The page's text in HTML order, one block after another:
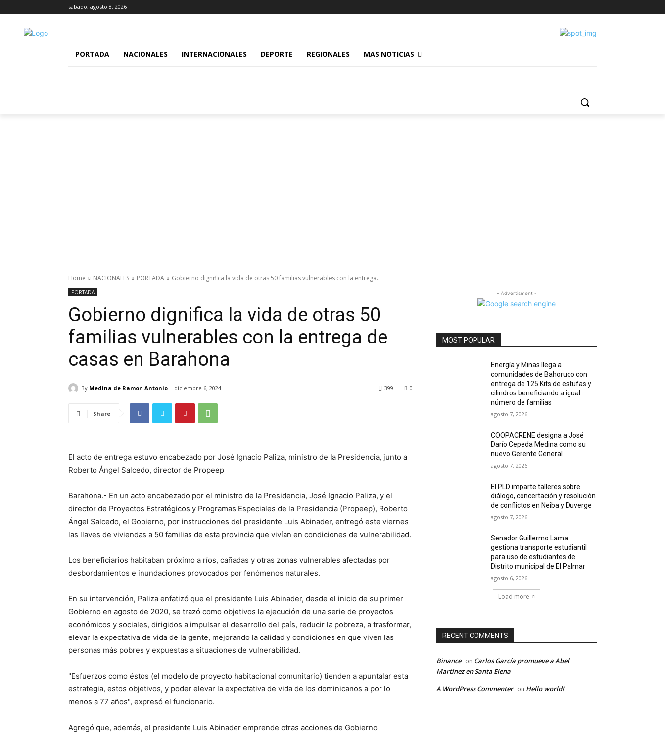
sábado, agosto 8, 2026
PORTADA NACIONALES INTERNACIONALES DEPORTE REGIONALES MAS NOTICIAS
Home NACIONALES PORTADA Gobierno dignifica la vida de otras 50 familias vulnerables con la entrega...
PORTADA
Gobierno dignifica la vida de otras 50
familias vulnerables con la entrega de
casas en Barahona
By Medina de Ramon Antonio diciembre 6, 2024 0
399
Share
El acto de entrega estuvo encabezado por José Ignacio Paliza, ministro de la Presidencia, junto a
Roberto Ángel Salcedo, director de Propeep
Barahona.- En un acto encabezado por el ministro de la Presidencia, José Ignacio Paliza, y el
director de Proyectos Estratégicos y Programas Especiales de la Presidencia (Propeep), Roberto
Ángel Salcedo, el Gobierno, por instrucciones del presidente Luis Abinader, entregó este viernes
las llaves de viviendas a 50 familias de esta provincia que vivían en condiciones de vulnerabilidad.
Los beneficiarios habitaban próximo a ríos, cañadas y otras zonas vulnerables afectadas por
desbordamientos e inundaciones provocados por fenómenos naturales.
En su intervención, Paliza enfatizó que el presidente Luis Abinader, desde el inicio de su primer
Gobierno en agosto de 2020, se trazó como objetivos la ejecución de una serie de proyectos
económicos y sociales, dirigidos a impulsar el desarrollo del país, reducir la pobreza, a trasformar,
elevar la expectativa de vida de la gente, mejorando la calidad y condiciones en que viven las
personas más pobres y expuestas a situaciones de vulnerabilidad.
"Esfuerzos como éstos (el modelo de proyecto habitacional comunitario) tienden a apuntalar esta
estrategia, estos objetivos, y poder elevar la expectativa de vida de los dominicanos a por lo
menos a 77 años", expresó el funcionario.
Agregó que, además, el presidente Luis Abinader emprende otras acciones de Gobierno
- Advertisment -
MOST POPULAR
Energía y Minas llega a
comunidades de Bahoruco con
entrega de 125 Kits de estufas y
cilindros beneficiando a igual
número de familias
agosto 7, 2026
COOPACRENE designa a José
Darío Cepeda Medina como su
nuevo Gerente General
agosto 7, 2026
El PLD imparte talleres sobre
diálogo, concertación y resolución
de conflictos en Neiba y Duverge
agosto 7, 2026
Senador Guillermo Lama
gestiona transporte estudiantil
para uso de estudiantes de
Distrito municipal de El Palmar
agosto 6, 2026
Load more
RECENT COMMENTS
Binance on Carlos García promueve a Abel
Martínez en Santa Elena
A WordPress Commenter on Hello world!